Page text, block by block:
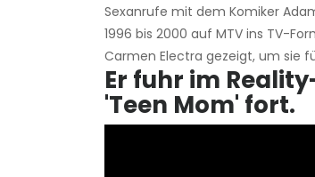
Sexanrufe mit dem Komiker
1996 bis 2000 auf MTV ins TV-
Carmen Electra gezeigt, um sie
Er fuhr im
'Teen Mom' ​​fort.